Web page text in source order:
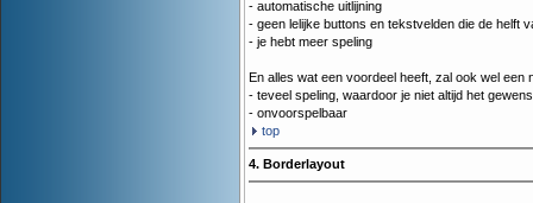
- automatische uitlijning
- geen lelijke buttons en tekstvelden die de helft
- je hebt meer speling
En alles wat een voordeel heeft, zal ook wel een
- teveel speling, waardoor je niet altijd het
- onvoorspelbaar
top
4. Borderlayout